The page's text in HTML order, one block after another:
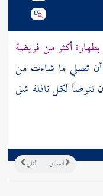
أكثر من فريضة
أن تصلي ما شاءت من
تتوضأ لكل نافلة شق
التالي السابق